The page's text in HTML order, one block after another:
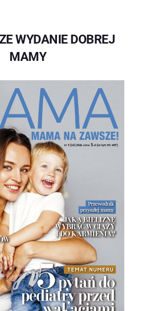
WYDANIE DOBREJ
MAMY